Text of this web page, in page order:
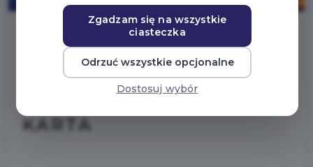
2025-11-29
TWOJA AUGUSTOWSKA
KARTA
Zgadzam się na wszystkie
ciasteczka
Odrzuć wszystkie opcjonalne
Dostosuj wybór